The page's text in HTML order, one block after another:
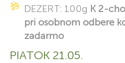
DEZERT: 100g K 2-
pri osobnom odbere
zadarmo
PIATOK 21.05.